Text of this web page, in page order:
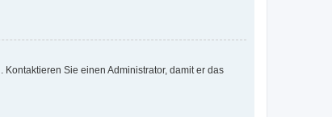
Sie einen Administrator, damit er das